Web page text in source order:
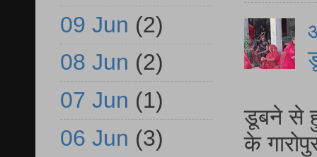
डूबने से
के
09 Jun (2)
08 Jun (2)
07 Jun (1)
06 Jun (3)